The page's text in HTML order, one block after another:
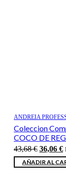
ANDREIA
Coleccion
COCO DE
43,68€ El
precio
original
36,06 €
AÑADIR AL